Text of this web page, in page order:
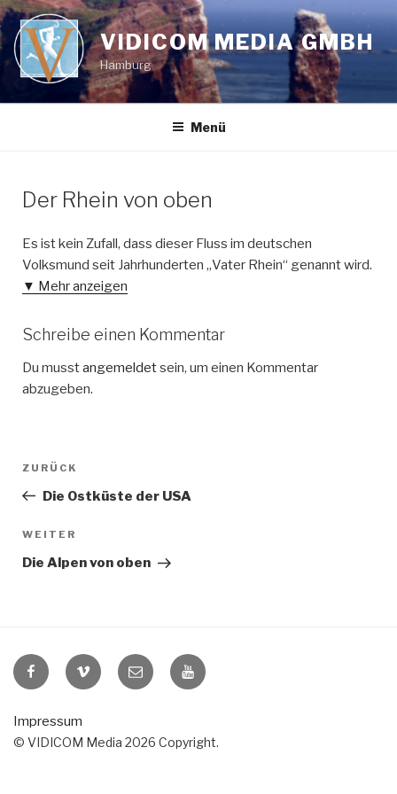
Zum
Inhalt
springen
VIDICOM MEDIA GMBH
Hamburg
Menü
Der Rhein von oben
Es ist kein Zufall, dass dieser Fluss im deutschen
Volksmund seit Jahrhunderten „Vater Rhein“ genannt wird.
▼ Mehr anzeigen
Schreibe einen Kommentar
Du musstangemeldetsein, um einen Kommentar
abzugeben.
Beitragsnavigation
Vorheriger
Beitrag
ZURÜCK
Die Ostküste der USA
Nächster
Beitrag
WEITER
Die Alpen von oben
VIDICOM
auf
VIDICOM
auf
E-
Mail
VIDICOM
auf
Impressum
© VIDICOM Media 2026 Copyright.